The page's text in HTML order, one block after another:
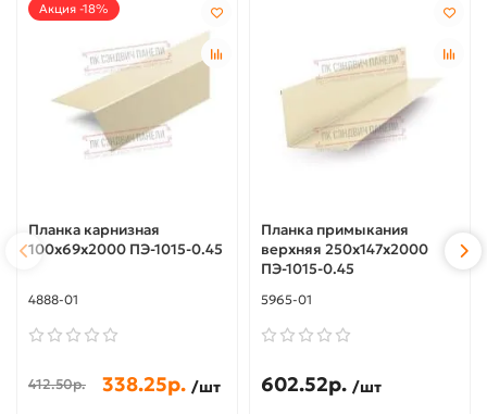
Акция -18%
Планка карнизная
100х69х2000 ПЭ-1015-0.45
4888-01
412.50р. 338.25р. /шт
Планка примыкания
верхняя 250х147х2000
ПЭ-1015-0.45
5965-01
602.52р. /шт